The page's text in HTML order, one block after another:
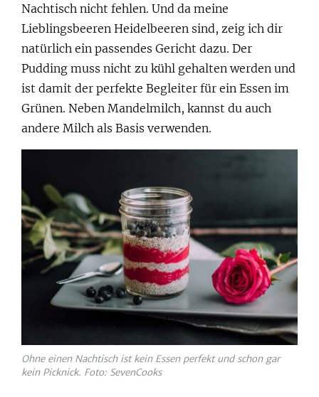
Nachtisch nicht fehlen. Und da meine
Lieblingsbeeren Heidelbeeren sind, zeig ich dir
natürlich ein passendes Gericht dazu. Der
Pudding muss nicht zu kühl gehalten werden und
ist damit der perfekte Begleiter für ein Essen im
Grünen. Neben Mandelmilch, kannst du auch
andere Milch als Basis verwenden.
Ohne einen Nachtisch ist kein Essen perfekt und schon gar
kein Picknick. Foto: SevenCooks